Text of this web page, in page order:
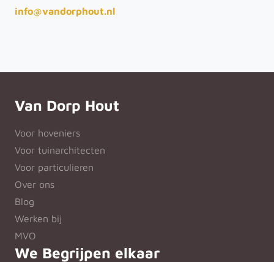
info@vandorphout.nl
Van Dorp Hout
Voor hoveniers
Voor tuinarchitecten
Voor particulieren
Over ons
Blog
Werken bij
MVO
We Begrijpen elkaar